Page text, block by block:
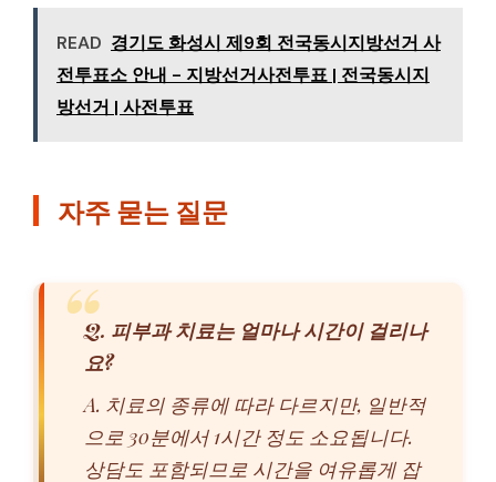
READ 경기도 화성시 제9회 전국동시지방선거 사
전투표소 안내 - 지방선거사전투표 | 전국동시지
방선거 | 사전투표
자주 묻는 질문
Q. 피부과 치료는 얼마나 시간이 걸리나
요?
A. 치료의 종류에 따라 다르지만, 일반적
으로 30분에서 1시간 정도 소요됩니다.
상담도 포함되므로 시간을 여유롭게 잡